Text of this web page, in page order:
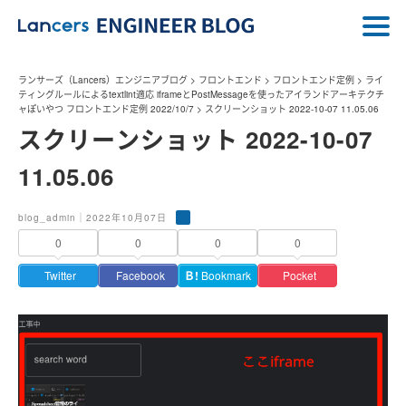
ランサーズ（Lancers）エンジニアブログ > フロントエンド > フロントエンド定例 > ライ
ティングルールによるtextlint適応 iframeとPostMessageを使ったアイランドアーキテクチ
ャぽいやつ フロントエンド定例 2022/10/7 > スクリーンショット 2022-10-07 11.05.06
スクリーンショット 2022-10-07
11.05.06
blog_admin｜2022年10月07日
0
Twitter
0
Facebook
0
Ｂ! Bookmark
0
Pocket